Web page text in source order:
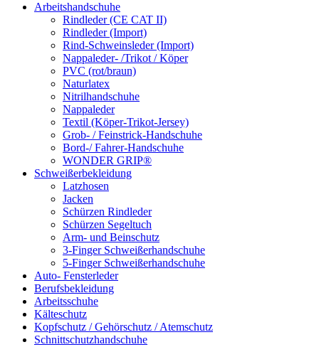
Arbeitshandschuhe
Rindleder (CE CAT II)
Rindleder (Import)
Rind-Schweinsleder (Import)
Nappaleder- /Trikot / Köper
PVC (rot/braun)
Naturlatex
Nitrilhandschuhe
Nappaleder
Textil (Köper-Trikot-Jersey)
Grob- / Feinstrick-Handschuhe
Bord-/ Fahrer-Handschuhe
WONDER GRIP®
Schweißerbekleidung
Latzhosen
Jacken
Schürzen Rindleder
Schürzen Segeltuch
Arm- und Beinschutz
3-Finger Schweißerhandschuhe
5-Finger Schweißerhandschuhe
Auto- Fensterleder
Berufsbekleidung
Arbeitsschuhe
Kälteschutz
Kopfschutz / Gehörschutz / Atemschutz
Schnittschutzhandschuhe